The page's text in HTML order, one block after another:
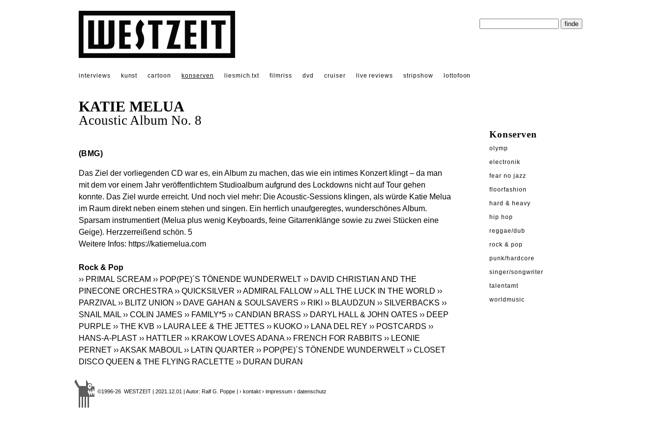
interviews kunst cartoon konserven liesmich.txt filmriss dvd cruiser live reviews stripshow lottofoon
KATIE MELUA
Acoustic Album No. 8
(BMG)
Das Ziel der vorliegenden CD war es, ein Album zu machen, das wie ein intimes Konzert klingt – da man
mit dem vor einem Jahr veröffentlichtem Studioalbum aufgrund des Lockdowns nicht auf Tour gehen
konnte. Das Ziel wurde erreicht. Und noch viel mehr: Die Acoustic-Sessions klingen, als würde Katie Melua
im Raum direkt neben einem stehen und singen. Ein herrlich unaufgeregtes, wunderschönes Album.
Sparsam instrumentiert (Melua plus wenig Keyboards, feine Gitarrenklänge sowie zu zwei Stücken eine
Geige). Herzzerreißend schön. 5
Weitere Infos: https://katiemelua.com
Rock & Pop
›› PRIMAL SCREAM ›› POP(PE)´S TÖNENDE WUNDERWELT ›› DAVID CHRISTIAN AND THE
PINECONE ORCHESTRA ›› QUICKSILVER ›› ADMIRAL FALLOW ›› ALL THE LUCK IN THE WORLD ››
PARZIVAL ›› BLITZ UNION ›› DAVE GAHAN & SOULSAVERS ›› RIKI ›› BLAUDZUN ›› SILVERBACKS ››
SNAIL MAIL ›› COLIN JAMES ›› FAMILY*5 ›› CANDIAN BRASS ›› DARYL HALL & JOHN OATES ›› DEEP
PURPLE ›› THE KVB ›› LAURA LEE & THE JETTES ›› KUOKO ›› LANA DEL REY ›› POSTCARDS ››
HANS-A-PLAST ›› HATTLER ›› KRAKOW LOVES ADANA ›› FRENCH FOR RABBITS ›› LEONIE
PERNET ›› AKSAK MABOUL ›› LATIN QUARTER ›› POP(PE)´S TÖNENDE WUNDERWELT ›› CLOSET
DISCO QUEEN & THE FLYING RACLETTE ›› DURAN DURAN
©1996-26 WESTZEIT | 2021.12.01 | Autor: Ralf G. Poppe | › kontakt › impressum › datenschutz
Konserven
olymp
electronik
fear no jazz
floorfashion
hard & heavy
hip hop
reggae/dub
rock & pop
punk/hardcore
singer/songwriter
talentamt
worldmusic